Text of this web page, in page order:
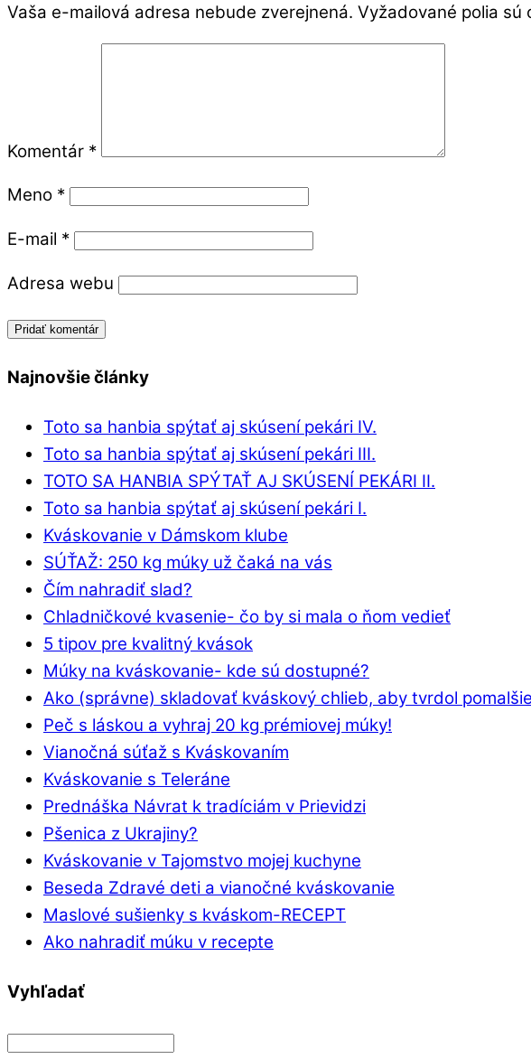
Vaša e-mailová adresa nebude zverejnená. Vyžadované polia sú
Komentár *
Meno *
E-mail *
Adresa webu
Najnovšie články
Toto sa hanbia spýtať aj skúsení pekári IV.
Toto sa hanbia spýtať aj skúsení pekári III.
TOTO SA HANBIA SPÝTAŤ AJ SKÚSENÍ PEKÁRI II.
Toto sa hanbia spýtať aj skúsení pekári I.
Kváskovanie v Dámskom klube
SÚŤAŽ: 250 kg múky už čaká na vás
Čím nahradiť slad?
Chladničkové kvasenie- čo by si mala o ňom vedieť
5 tipov pre kvalitný kvások
Múky na kváskovanie- kde sú dostupné?
Ako (správne) skladovať kváskový chlieb, aby tvrdol
Peč s láskou a vyhraj 20 kg prémiovej múky!
Vianočná súťaž s Kváskovaním
Kváskovanie s Teleráne
Prednáška Návrat k tradíciám v Prievidzi
Pšenica z Ukrajiny?
Kváskovanie v Tajomstvo mojej kuchyne
Beseda Zdravé deti a vianočné kváskovanie
Maslové sušienky s kváskom-RECEPT
Ako nahradiť múku v recepte
Vyhľadať